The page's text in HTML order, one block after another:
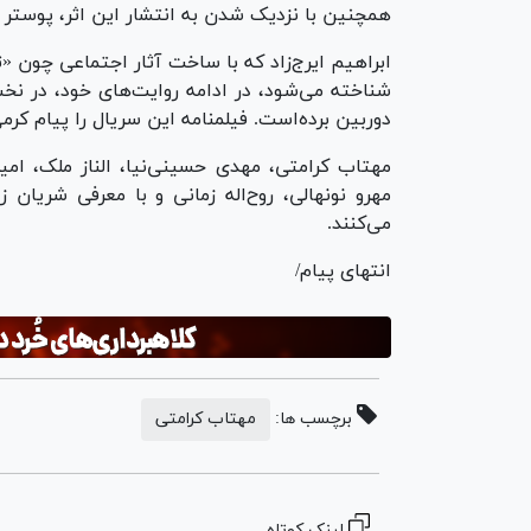
همچنین با نزدیک شدن به انتشار این اثر،
ابراهیم ایرج‌زاد که با ساخت آثار اجتماعی
شناخته می‌شود، در ادامه روایت‌های خود،
دوربین برده‌است. فیلمنامه این سریال را پیام
مهتاب کرامتی، مهدی حسینی‌نیا، الناز ملک،
مهرو نونهالی، روح‌اله زمانی و با معرفی
می‌کنند.
انتهای پیام/
برچسب ها: مهتاب کرامتی